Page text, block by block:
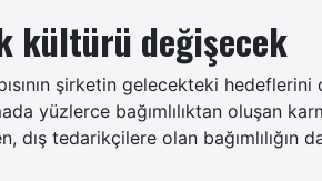
kültürü değişecek
şirketin gelecekteki hedeflerini
yüzlerce bağımlılıktan oluşan
dış tedarikçilere olan bağımlılığın